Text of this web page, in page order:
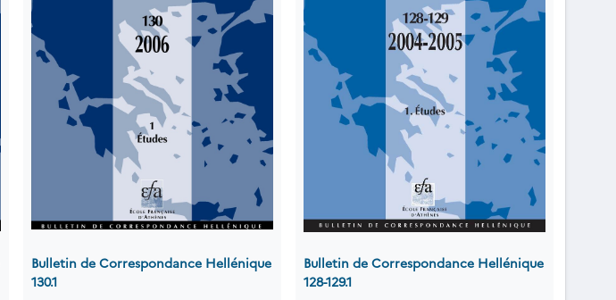
Bulletin de Correspondance Hellénique
130.1
Bulletin de Correspondance Hellénique
128-129.1